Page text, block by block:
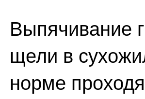
Выпячивание
щели в
норме